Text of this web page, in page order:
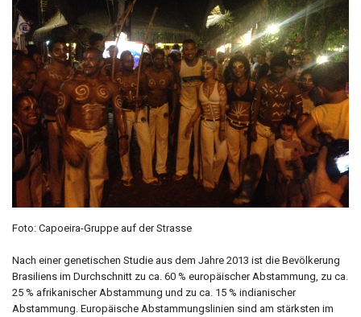
Foto: Capoeira-Gruppe auf der Strasse
Nach einer genetischen Studie aus dem Jahre 2013 ist die Bevölkerung
Brasiliens im Durchschnitt zu ca. 60 % europäischer Abstammung, zu ca.
25 % afrikanischer Abstammung und zu ca. 15 % indianischer
Abstammung. Europäische Abstammungslinien sind am stärksten im